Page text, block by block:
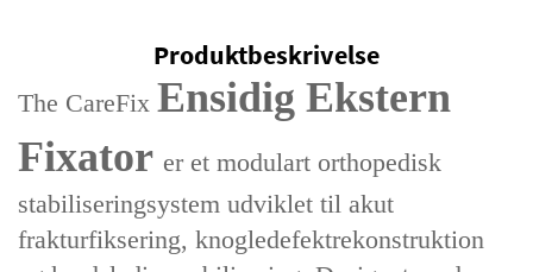
Produktbeskrivelse
The ‌CareFix Ensidig Ekstern
Fixator‌ er et ‌modulart orthopedisk
stabiliseringsystem‌ udviklet til ‌akut
frakturfiksering‌, ‌knogledefektrekonstruktion‌